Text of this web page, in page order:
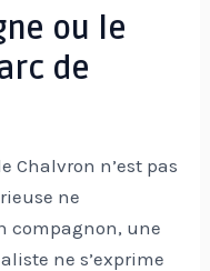
ou le
de
Chalvron n’est pas
ne
compagnon, une
ne s’exprime